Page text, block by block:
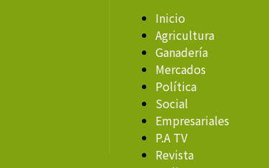
Inicio
Agricultura
Ganadería
Mercados
Política
Social
Empresariales
P.A TV
Revista